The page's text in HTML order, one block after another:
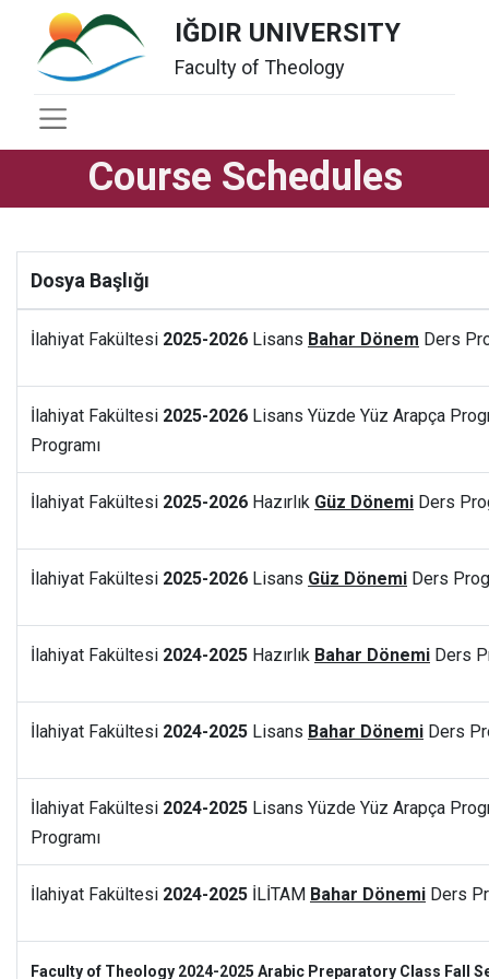
IĞDIR UNIVERSITY
Faculty of Theology
Course Schedules
Dosya Başlığı
İlahiyat Fakültesi 2025-2026 Lisans Bahar Dönem Ders
İlahiyat Fakültesi 2025-2026 Lisans Yüzde Yüz Arapça
Programı
İlahiyat Fakültesi 2025-2026 Hazırlık Güz Dönemi Ders
İlahiyat Fakültesi 2025-2026 Lisans Güz Dönemi Ders
İlahiyat Fakültesi 2024-2025 Hazırlık Bahar Dönemi Ders
İlahiyat Fakültesi 2024-2025 Lisans Bahar Dönemi Ders
İlahiyat Fakültesi 2024-2025 Lisans Yüzde Yüz Arapça
Programı
İlahiyat Fakültesi 2024-2025 İLİTAM Bahar Dönemi Ders
Faculty of Theology 2024-2025 Arabic Preparatory Class Fall